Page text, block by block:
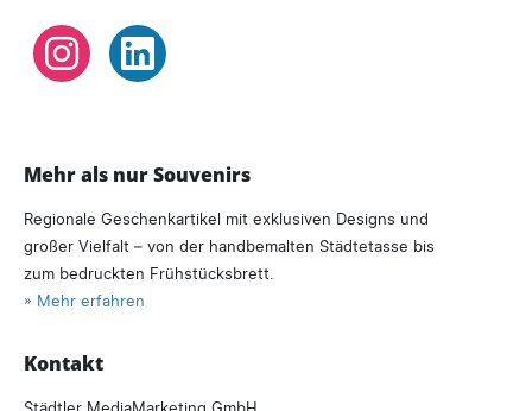
Instagram LinkedIn
Mehr als nur Souvenirs
Regionale Geschenkartikel mit exklusiven Designs und
großer Vielfalt – von der handbemalten Städtetasse bis
zum bedruckten Frühstücksbrett.
» Mehr erfahren
Kontakt
Städtler MediaMarketing GmbH